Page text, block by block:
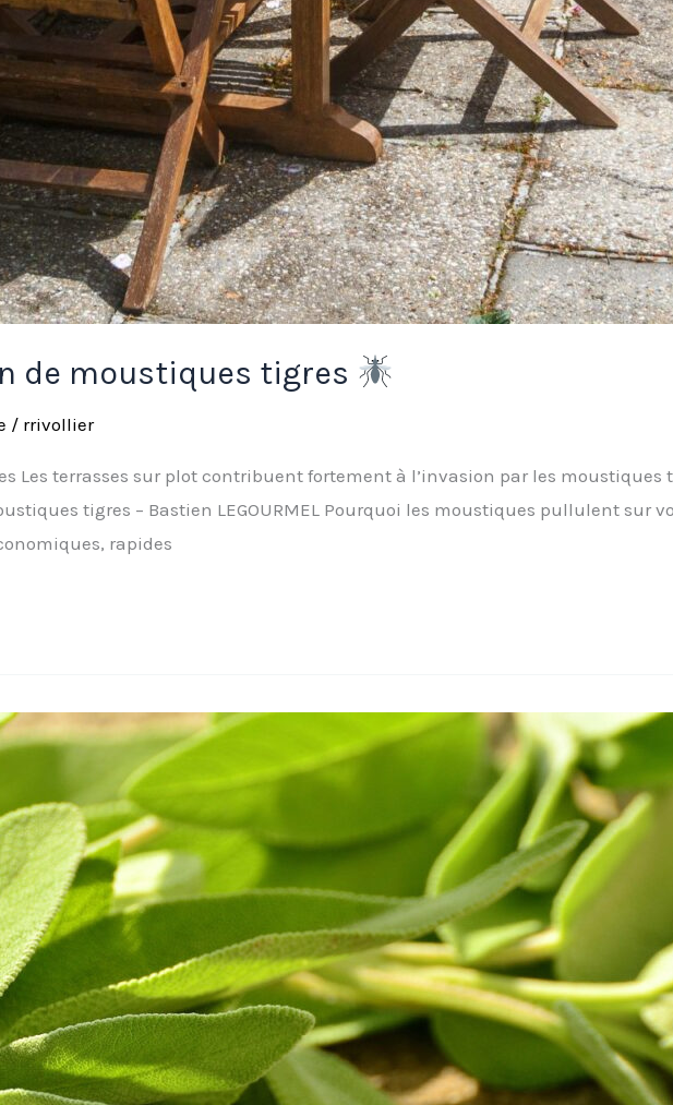
de moustiques tigres
/ rrivollier
Les terrasses sur plot contribuent fortement à l’invasion par les moustiques
tigres – Bastien LEGOURMEL Pourquoi les moustiques pullulent sur
rapides